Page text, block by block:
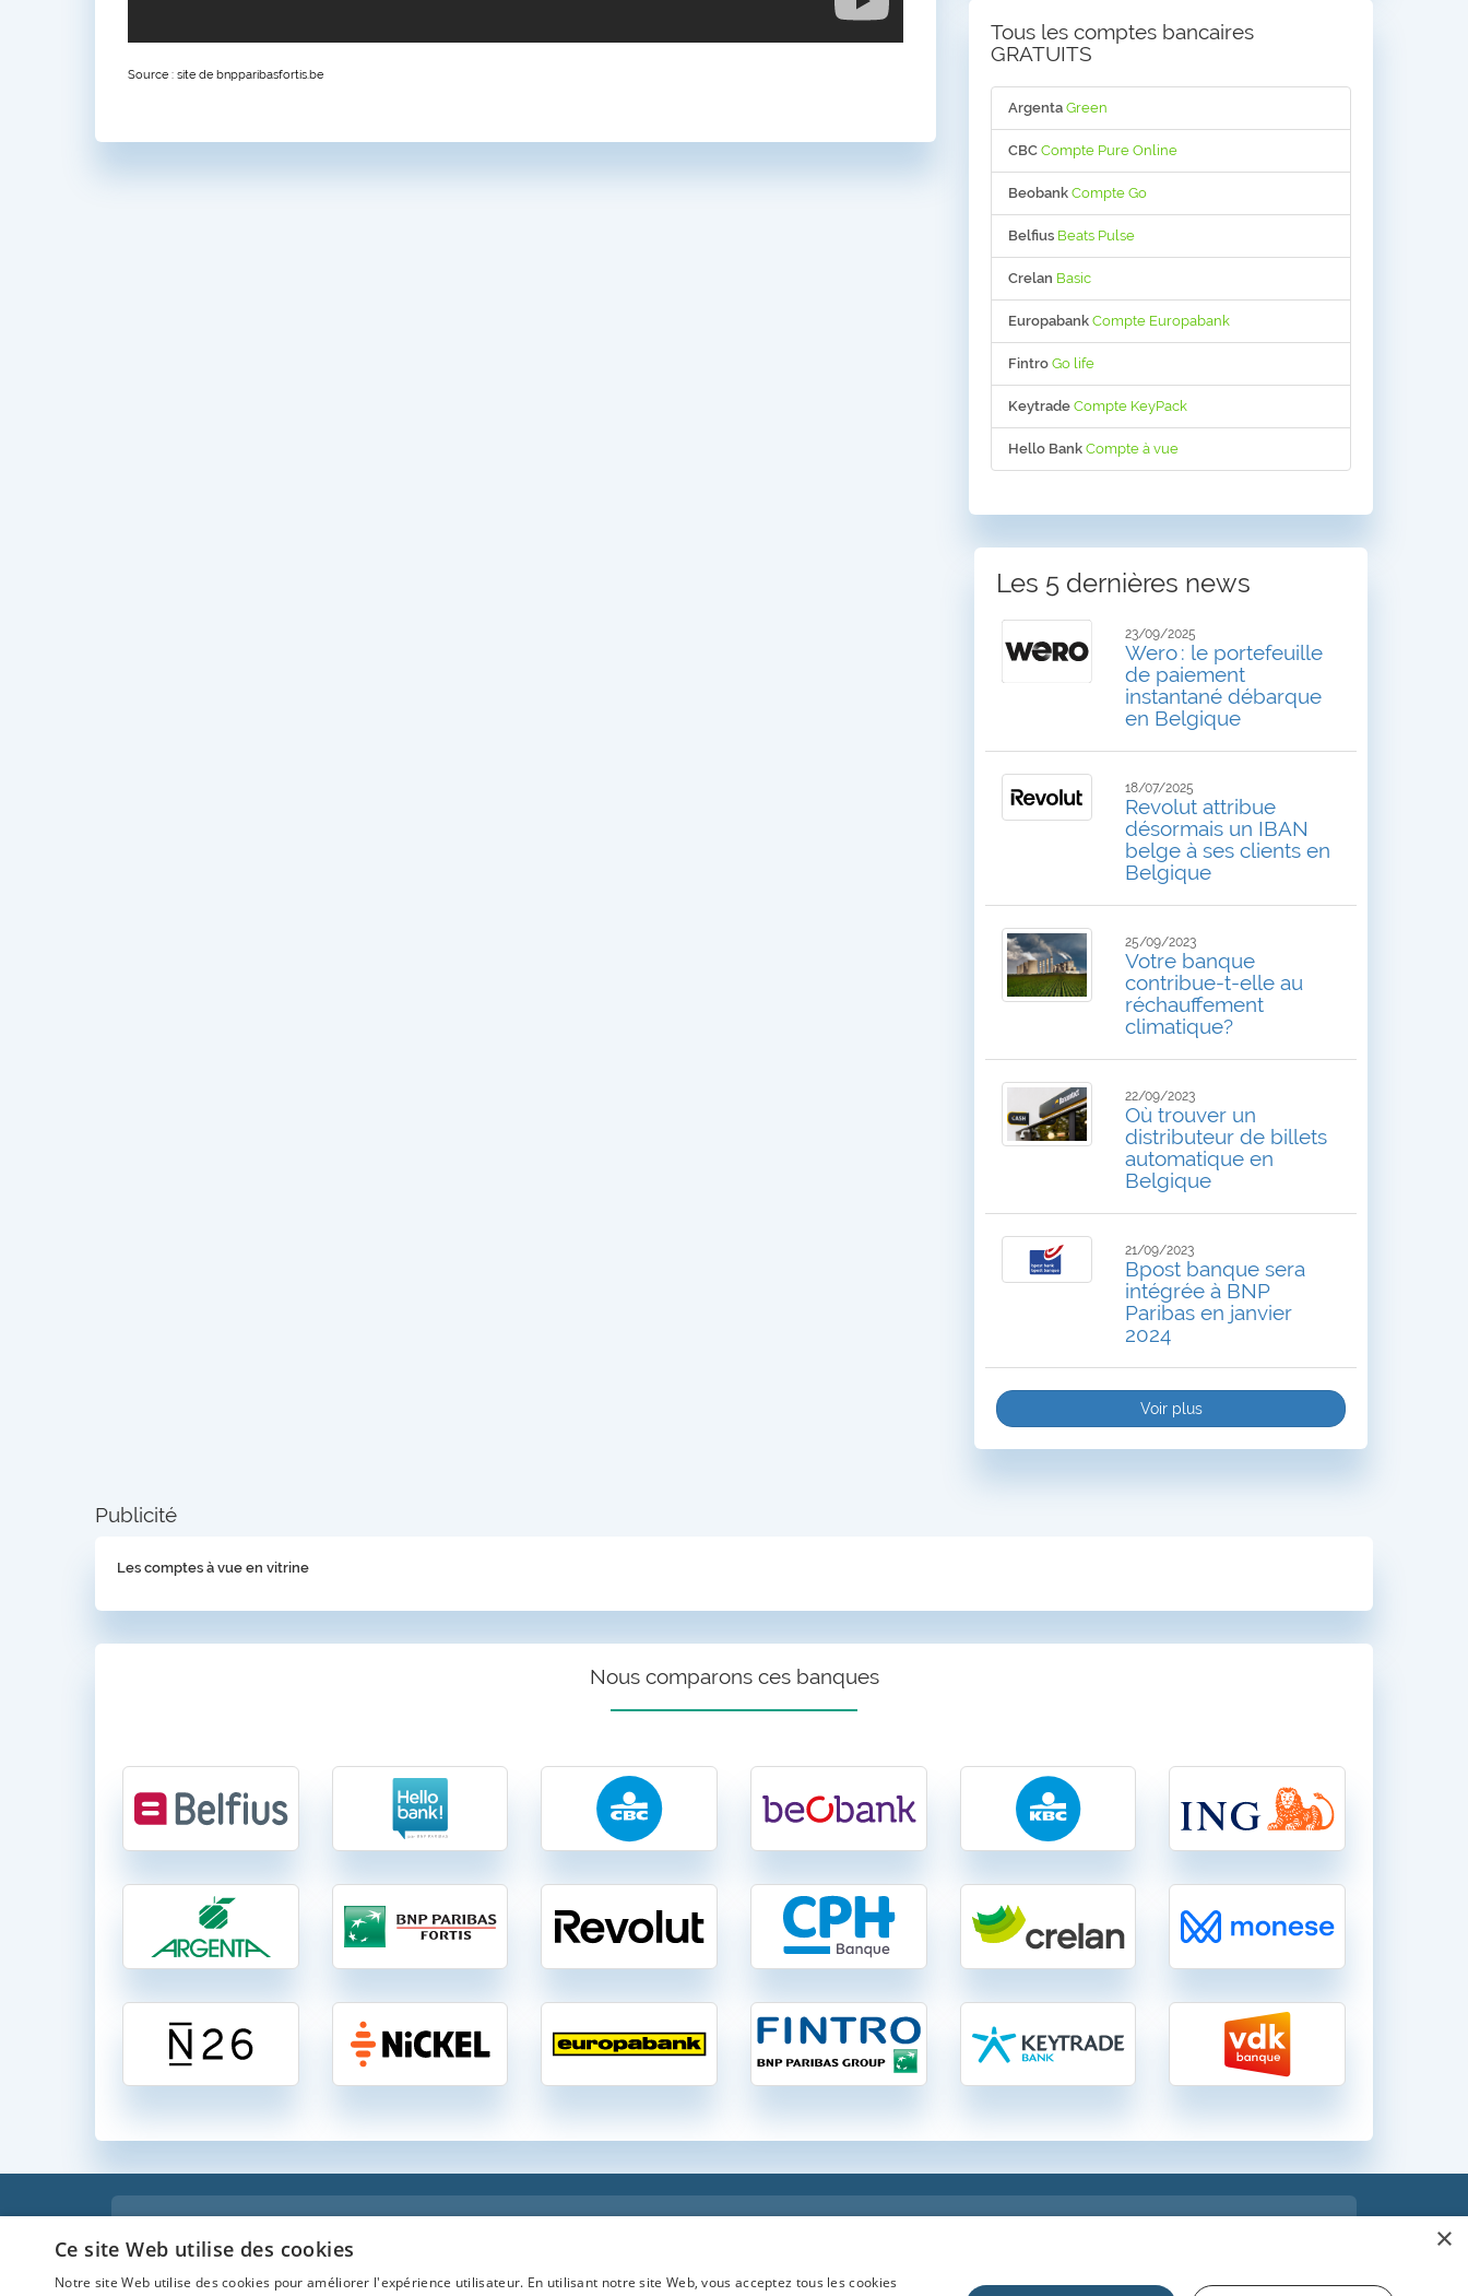
Source : site de bnpparibasfortis.be
Tous les comptes bancaires
GRATUITS
Argenta Green
CBC Compte Pure Online
Beobank Compte Go
Belfius Beats Pulse
Crelan Basic
Europabank Compte Europabank
Fintro Go life
Keytrade Compte KeyPack
Hello Bank Compte à vue
Les 5 dernières news
23/09/2025
Wero : le portefeuille
de paiement
instantané débarque
en Belgique
18/07/2025
Revolut attribue
désormais un IBAN
belge à ses clients en
Belgique
25/09/2023
Votre banque
contribue-t-elle au
réchauffement
climatique?
22/09/2023
Où trouver un
distributeur de billets
automatique en
Belgique
21/09/2023
Bpost banque sera
intégrée à BNP
Paribas en janvier
2024
Voir plus
Publicité
Les comptes à vue en vitrine
Nous comparons ces banques
Comparatif des comptes bancaires gratuits et payants en toute indépendance en Belgique: optez pour une banque moins chère et économisez ! ×
Ce site Web utilise des cookies
Notre site Web utilise des cookies pour améliorer l'expérience utilisateur. En utilisant notre site Web, vous acceptez tous les cookies